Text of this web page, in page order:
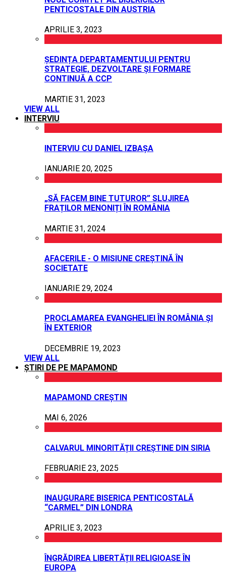
PENTICOSTALE DIN AUSTRIA
APRILIE 3, 2023
ȘEDINȚA DEPARTAMENTULUI PENTRU
STRATEGIE, DEZVOLTARE ȘI FORMARE
CONTINUĂ A CCP
MARTIE 31, 2023
VIEW ALL
INTERVIU
INTERVIU CU DANIEL IZBAȘA
IANUARIE 20, 2025
„SĂ FACEM BINE TUTUROR” SLUJIREA
FRAȚILOR MENONIȚI ÎN ROMÂNIA
MARTIE 31, 2024
AFACERILE - O MISIUNE CREȘTINĂ ÎN
SOCIETATE
IANUARIE 29, 2024
PROCLAMAREA EVANGHELIEI ÎN ROMÂNIA ȘI
ÎN EXTERIOR
DECEMBRIE 19, 2023
VIEW ALL
ȘTIRI DE PE MAPAMOND
MAPAMOND CREȘTIN
MAI 6, 2026
CALVARUL MINORITĂȚII CREȘTINE DIN SIRIA
FEBRUARIE 23, 2025
INAUGURARE BISERICA PENTICOSTALĂ
“CARMEL” DIN LONDRA
APRILIE 3, 2023
ÎNGRĂDIREA LIBERTĂȚII RELIGIOASE ÎN
EUROPA